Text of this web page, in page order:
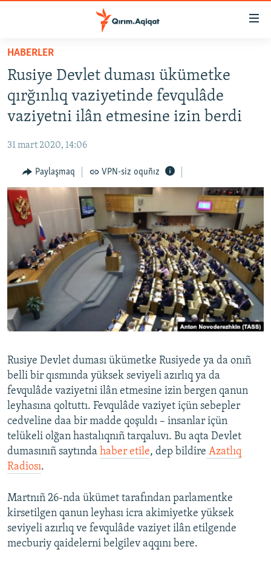
Esas
qaytmaq
Baş
navigatsiyağa
qaytmaq
Qıdıruvğa
SİYASET
İQTİSADİYAT
MEDENİYET
İNSAN AQLARI
VİDEO
SÜRET
BLOGLAR
FİKİR
Русский
Українською
RFE/RS bütün saytları
HABERLER
Rusiye Devlet duması ükümetke
qırğınlıq vaziyetinde fevqulâde
vaziyetni ilân etmesine izin berdi
31 mart 2020, 14:06
Paylaşmaq VPN-siz oquñız
Rusiye Devlet duması ükümetke Rusiyede ya da onıñ
belli bir qısmında yüksek seviyeli azırlıq ya da
fevqulâde vaziyetni ilân etmesine izin bergen qanun
leyhasına qoltuttı. Fevqulâde vaziyet içün sebepler
cedveline daa bir madde qoşuldı – insanlar içün
telükeli olğan hastalıqnıñ tarqaluvı. Bu aqta Devlet
dumasınıñ saytında haber etile, dep bildire Azatlıq
Radiosı.
Martnıñ 26-nda ükümet tarafından parlamentke
kirsetilgen qanun leyhası icra akimiyetke yüksek
seviyeli azırlıq ve fevqulâde vaziyet ilân etilgende
mecburiy qaidelerni belgilev aqqını bere.